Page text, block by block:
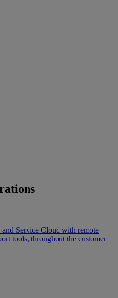
and Service Cloud with remote
tools, throughout the customer